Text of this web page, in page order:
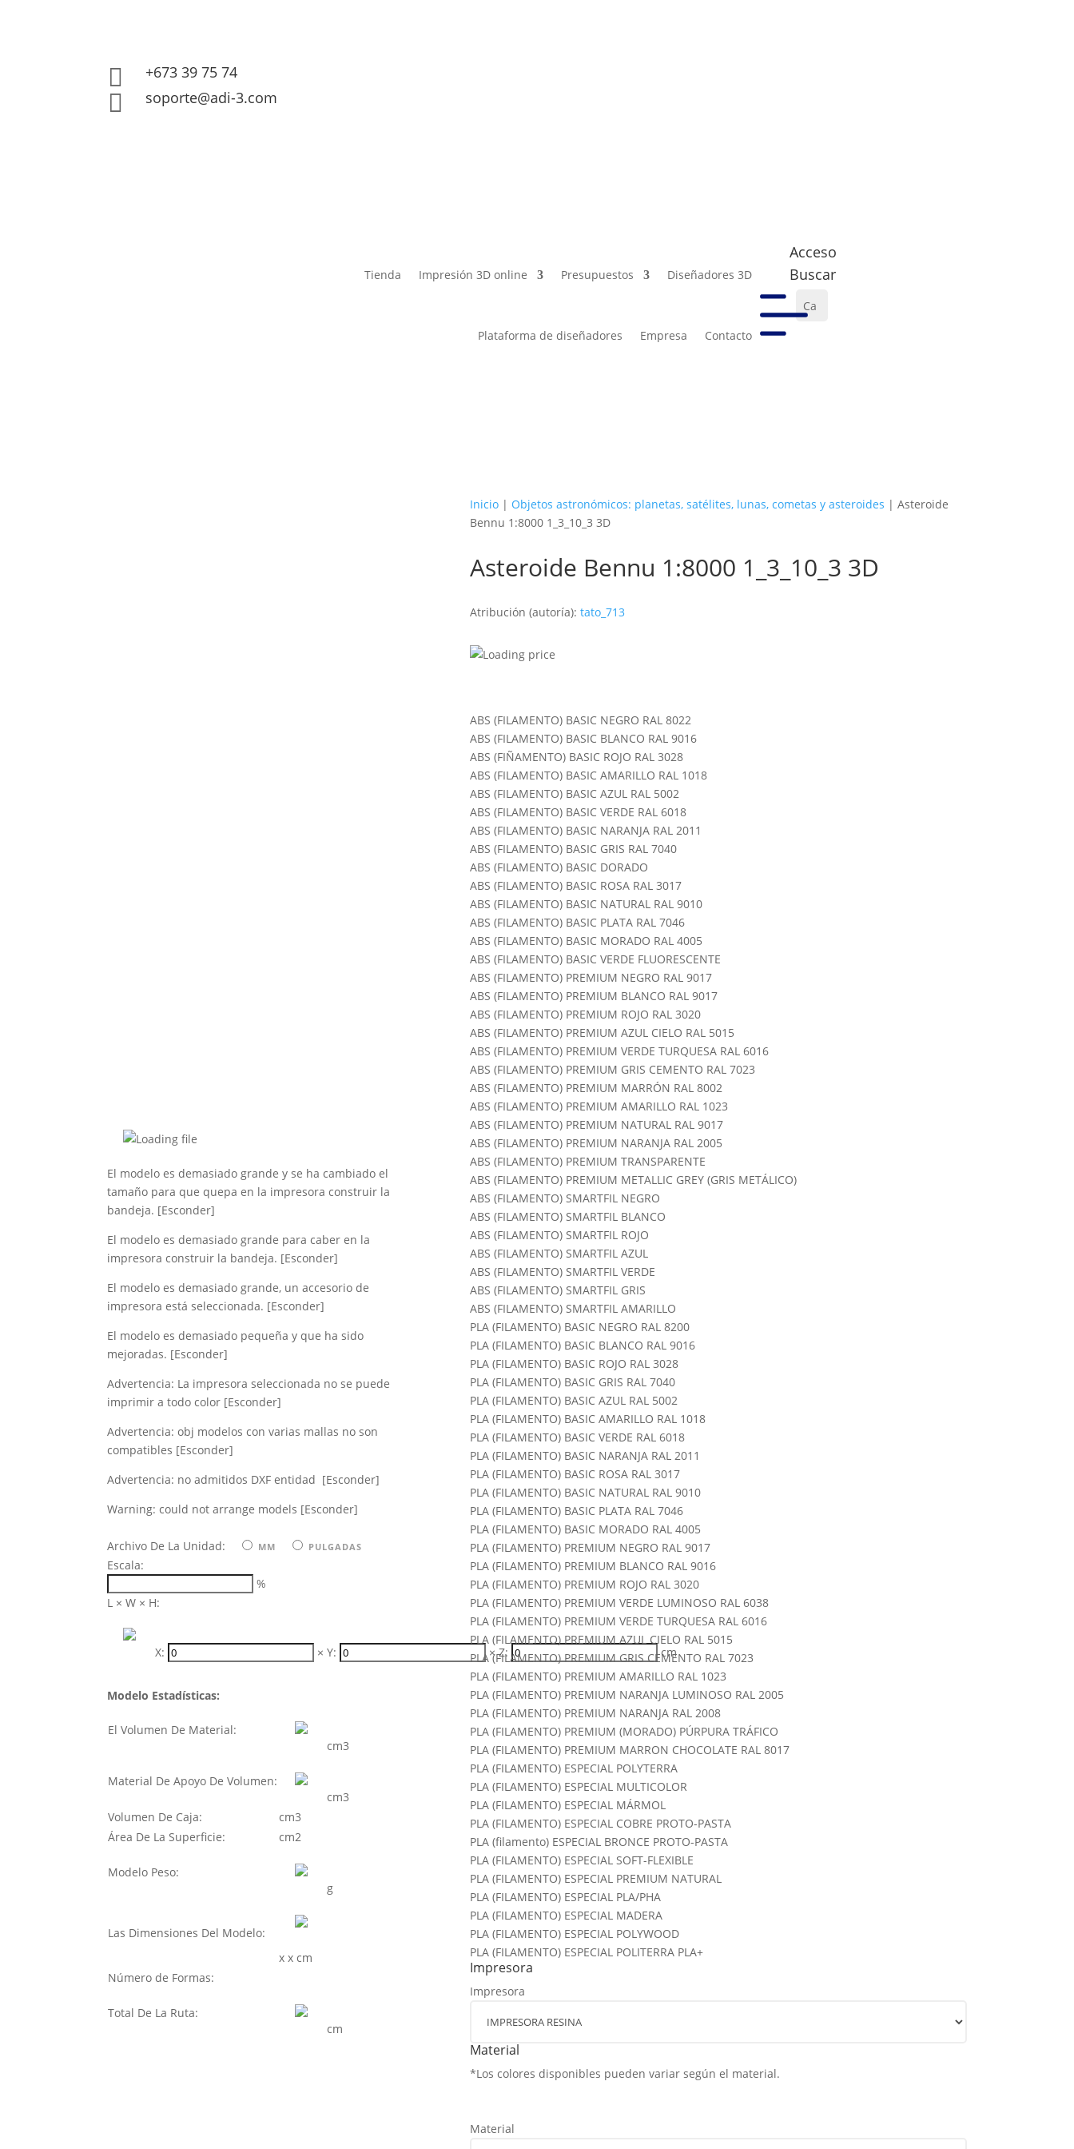
 +673 39 75 74
 soporte@adi-3.com
Tienda Impresión 3D online Presupuestos Diseñadores 3D
Plataforma de diseñadores Empresa Contacto
Acceso
Buscar
Ca
El modelo es demasiado grande y se ha cambiado el
tamaño para que quepa en la impresora construir la
bandeja. [Esconder]
El modelo es demasiado grande para caber en la
impresora construir la bandeja. [Esconder]
El modelo es demasiado grande, un accesorio de
impresora está seleccionada. [Esconder]
El modelo es demasiado pequeña y que ha sido
mejoradas. [Esconder]
Advertencia: La impresora seleccionada no se puede
imprimir a todo color [Esconder]
Advertencia: obj modelos con varias mallas no son
compatibles [Esconder]
Advertencia: no admitidos DXF entidad [Esconder]
Warning: could not arrange models [Esconder]
Archivo De La Unidad: MM PULGADAS
Escala:
%
L × W × H:
X: × Y: ×Z: cm
Modelo Estadísticas:
El Volumen De Material:
cm3
Material De Apoyo De Volumen:
cm3
Volumen De Caja:
cm3
Área De La Superficie:
cm2
Modelo Peso:
g
Las Dimensiones Del Modelo:
xxcm
Número de Formas:
Total De La Ruta:
cm
Inicio | Objetos astronómicos: planetas, satélites, lunas, cometas y asteroides | Asteroide
Bennu 1:8000 1_3_10_3 3D
Asteroide Bennu 1:8000 1_3_10_3 3D
Atribución (autoría):tato_713
ABS (FILAMENTO) BASIC NEGRO RAL 8022
ABS (FILAMENTO) BASIC BLANCO RAL 9016
ABS (FIÑAMENTO) BASIC ROJO RAL 3028
ABS (FILAMENTO) BASIC AMARILLO RAL 1018
ABS (FILAMENTO) BASIC AZUL RAL 5002
ABS (FILAMENTO) BASIC VERDE RAL 6018
ABS (FILAMENTO) BASIC NARANJA RAL 2011
ABS (FILAMENTO) BASIC GRIS RAL 7040
ABS (FILAMENTO) BASIC DORADO
ABS (FILAMENTO) BASIC ROSA RAL 3017
ABS (FILAMENTO) BASIC NATURAL RAL 9010
ABS (FILAMENTO) BASIC PLATA RAL 7046
ABS (FILAMENTO) BASIC MORADO RAL 4005
ABS (FILAMENTO) BASIC VERDE FLUORESCENTE
ABS (FILAMENTO) PREMIUM NEGRO RAL 9017
ABS (FILAMENTO) PREMIUM BLANCO RAL 9017
ABS (FILAMENTO) PREMIUM ROJO RAL 3020
ABS (FILAMENTO) PREMIUM AZUL CIELO RAL 5015
ABS (FILAMENTO) PREMIUM VERDE TURQUESA RAL 6016
ABS (FILAMENTO) PREMIUM GRIS CEMENTO RAL 7023
ABS (FILAMENTO) PREMIUM MARRÓN RAL 8002
ABS (FILAMENTO) PREMIUM AMARILLO RAL 1023
ABS (FILAMENTO) PREMIUM NATURAL RAL 9017
ABS (FILAMENTO) PREMIUM NARANJA RAL 2005
ABS (FILAMENTO) PREMIUM TRANSPARENTE
ABS (FILAMENTO) PREMIUM METALLIC GREY (GRIS METÁLICO)
ABS (FILAMENTO) SMARTFIL NEGRO
ABS (FILAMENTO) SMARTFIL BLANCO
ABS (FILAMENTO) SMARTFIL ROJO
ABS (FILAMENTO) SMARTFIL AZUL
ABS (FILAMENTO) SMARTFIL VERDE
ABS (FILAMENTO) SMARTFIL GRIS
ABS (FILAMENTO) SMARTFIL AMARILLO
PLA (FILAMENTO) BASIC NEGRO RAL 8200
PLA (FILAMENTO) BASIC BLANCO RAL 9016
PLA (FILAMENTO) BASIC ROJO RAL 3028
PLA (FILAMENTO) BASIC GRIS RAL 7040
PLA (FILAMENTO) BASIC AZUL RAL 5002
PLA (FILAMENTO) BASIC AMARILLO RAL 1018
PLA (FILAMENTO) BASIC VERDE RAL 6018
PLA (FILAMENTO) BASIC NARANJA RAL 2011
PLA (FILAMENTO) BASIC ROSA RAL 3017
PLA (FILAMENTO) BASIC NATURAL RAL 9010
PLA (FILAMENTO) BASIC PLATA RAL 7046
PLA (FILAMENTO) BASIC MORADO RAL 4005
PLA (FILAMENTO) PREMIUM NEGRO RAL 9017
PLA (FILAMENTO) PREMIUM BLANCO RAL 9016
PLA (FILAMENTO) PREMIUM ROJO RAL 3020
PLA (FILAMENTO) PREMIUM VERDE LUMINOSO RAL 6038
PLA (FILAMENTO) PREMIUM VERDE TURQUESA RAL 6016
PLA (FILAMENTO) PREMIUM AZUL CIELO RAL 5015
PLA (FILAMENTO) PREMIUM GRIS CEMENTO RAL 7023
PLA (FILAMENTO) PREMIUM AMARILLO RAL 1023
PLA (FILAMENTO) PREMIUM NARANJA LUMINOSO RAL 2005
PLA (FILAMENTO) PREMIUM NARANJA RAL 2008
PLA (FILAMENTO) PREMIUM (MORADO) PÚRPURA TRÁFICO
PLA (FILAMENTO) PREMIUM MARRON CHOCOLATE RAL 8017
PLA (FILAMENTO) ESPECIAL POLYTERRA
PLA (FILAMENTO) ESPECIAL MULTICOLOR
PLA (FILAMENTO) ESPECIAL MÁRMOL
PLA (FILAMENTO) ESPECIAL COBRE PROTO-PASTA
PLA (filamento) ESPECIAL BRONCE PROTO-PASTA
PLA (FILAMENTO) ESPECIAL SOFT-FLEXIBLE
PLA (FILAMENTO) ESPECIAL PREMIUM NATURAL
PLA (FILAMENTO) ESPECIAL PLA/PHA
PLA (FILAMENTO) ESPECIAL MADERA
PLA (FILAMENTO) ESPECIAL POLYWOOD
PLA (FILAMENTO) ESPECIAL POLITERRA PLA+
Impresora
Impresora
Material
*Los colores disponibles pueden variar según el material.
Material